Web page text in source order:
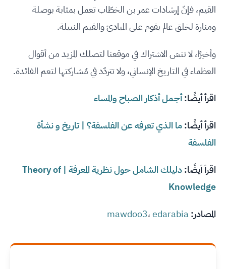
القيم، فإنّ إرشادات عمر بن الخطّاب تعمل بمثابة بوصلة
ومنارة لخلق عالم يقوم على المبادئ والقيم النبيلة.
وأخيرًا، لا تنسَ الاشتراك في موقعنا لتصلك المزيد من أقوال
العظماء في التاريخ الإنساني، ولا تتردّد في مُشاركتها لتعم الفائدة.
اقرأ أيضًا:أجمل أذكار الصباح والمساء
اقرأ أيضًا:ما الذي تعرفه عن الفلسفة؟ | تاريخ و نشأة
الفلسفة
اقرأ أيضًا:
دليلك الشامل حول نظرية المعرفة | Theory of
Knowledge
المصادر:
mawdoo3،edarabia